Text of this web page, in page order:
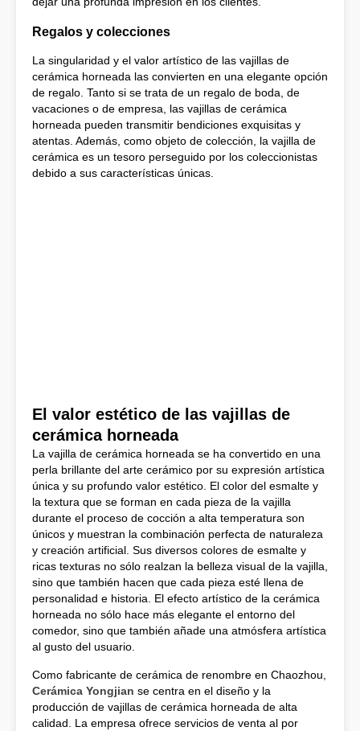
Regalos y colecciones
La singularidad y el valor artístico de las vajillas de
cerámica horneada las convierten en una elegante opción
de regalo. Tanto si se trata de un regalo de boda, de
vacaciones o de empresa, las vajillas de cerámica
horneada pueden transmitir bendiciones exquisitas y
atentas. Además, como objeto de colección, la vajilla de
cerámica es un tesoro perseguido por los coleccionistas
debido a sus características únicas.
El valor estético de las vajillas de
cerámica horneada
La vajilla de cerámica horneada se ha convertido en una
perla brillante del arte cerámico por su expresión artística
única y su profundo valor estético. El color del esmalte y
la textura que se forman en cada pieza de la vajilla
durante el proceso de cocción a alta temperatura son
únicos y muestran la combinación perfecta de naturaleza
y creación artificial. Sus diversos colores de esmalte y
ricas texturas no sólo realzan la belleza visual de la vajilla,
sino que también hacen que cada pieza esté llena de
personalidad e historia. El efecto artístico de la cerámica
horneada no sólo hace más elegante el entorno del
comedor, sino que también añade una atmósfera artística
al gusto del usuario.
Como fabricante de cerámica de renombre en Chaozhou,
Cerámica Yongjian se centra en el diseño y la
producción de vajillas de cerámica horneada de alta
calidad. La empresa ofrece servicios de venta al por